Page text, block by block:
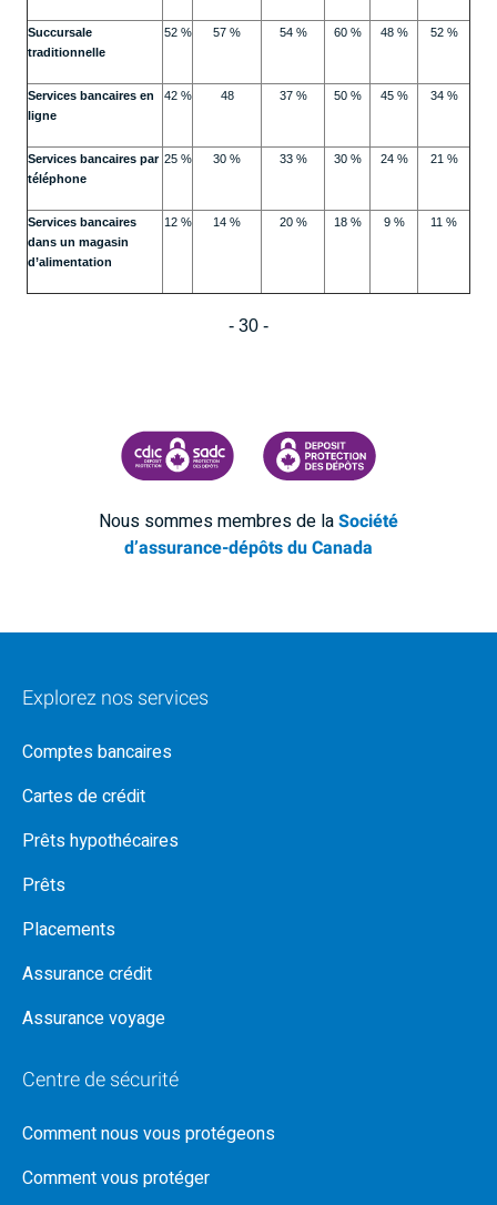
Succursale
traditionnelle
52 % 57 % 54 % 60 % 48 % 52 %
Services bancaires en
ligne
42 % 48 37 % 50 % 45 % 34 %
Services bancaires par
téléphone
25 % 30 % 33 % 30 % 24 % 21 %
Services bancaires
dans un magasin
d’alimentation
12 % 14 % 20 % 18 % 9 % 11 %
- 30 -
SOCIÉTÉ D'ASSURANCE-DÉPÔTS DU CANADA
CDIC PROTECTING YOUR
Nous sommes membres de laSociété
d’assurance-dépôts du Canada
Explorez nos services
Comptes bancaires
Cartes de crédit
Prêts hypothécaires
Prêts
Placements
Assurance crédit
Assurance voyage
Centre de sécurité
Comment nous vous protégeons
Comment vous protéger